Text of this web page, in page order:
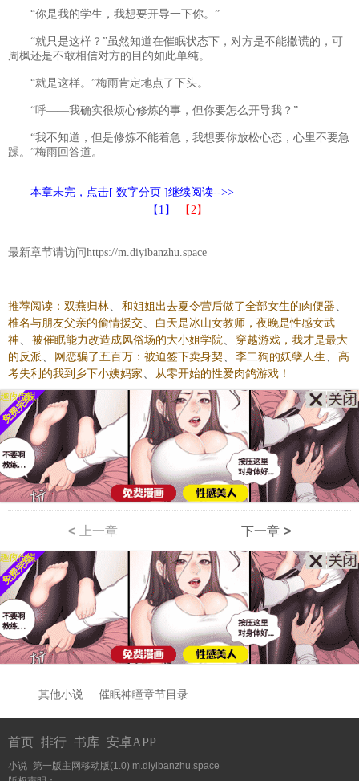
“你是我的学生，我想要开导一下你。”
“就只是这样？”虽然知道在催眠状态下，对方是不能撒谎的，可
周枫还是不敢相信对方的目的如此单纯。
“就是这样。”梅雨肯定地点了下头。
“呼——我确实很烦心修炼的事，但你要怎么开导我？”
“我不知道，但是修炼不能着急，我想要你放松心态，心里不要急
躁。”梅雨回答道。
本章未完，点击[ 数字分页 ]继续阅读-->>
【1】
【2】
最新章节请访问https://m.diyibanzhu.space
推荐阅读： 双燕归林 和姐姐出去夏令营后做了全部女生的肉便器
椎名与朋友父亲的偷情援交
白天是冰山女教师，夜晚是性感女武
神
被催眠能力改造成风俗场的大小姐学院
穿越游戏，我才是最大
的反派
网恋骗了五百万：被迫签下卖身契 李二狗的妖孽人生
高
考失利的我到乡下小姨妈家
从零开始的性爱肉鸽游戏！
< 上一章 下一章 >
其他小说 催眠神瞳章节目录
首页 排行 书库 安卓APP
小说_第一版主网移动版(1.0) m.diyibanzhu.space